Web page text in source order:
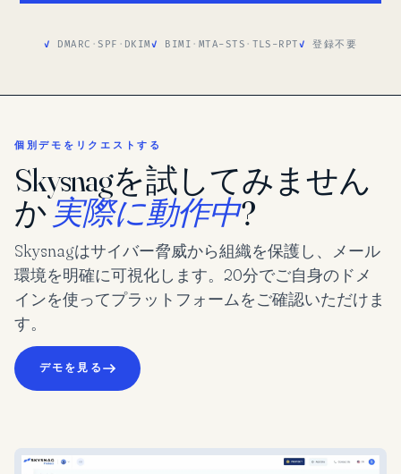
DMARC · SPF · DKIM BIMI · MTA-STS · TLS-RPT 登録不要
個別デモをリクエストする
Skysnagを試してみません
か実際に動作中?
Skysnagはサイバー脅威から組織を保護し、メール
環境を明確に可視化します。20分でご自身のドメ
インを使ってプラットフォームをご確認いただけま
す。
デモを見る